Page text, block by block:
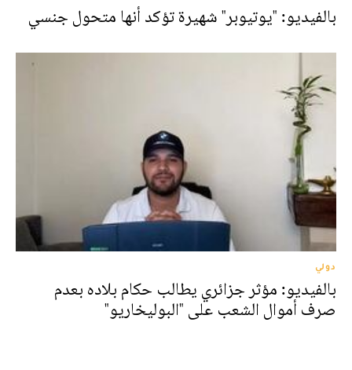
بالفيديو: "يوتيوبر" شهيرة تؤكد أنها متحول جنسي
دولي
بالفيديو: مؤثر جزائري يطالب حكام بلاده بعدم
صرف أموال الشعب على "البوليخاريو"